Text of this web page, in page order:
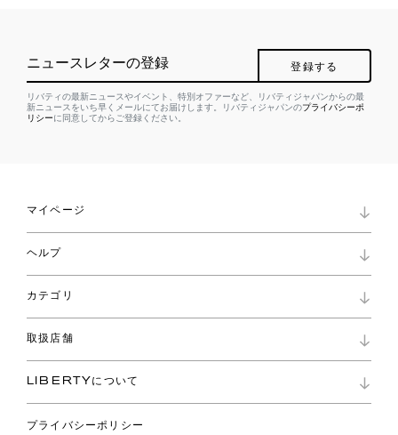
ニュースレターの登録 登録する
リバティの最新ニュースやイベント、特別オファーなど、リバティジャパンからの最
新ニュースをいち早くメールにてお届けします。リバティジャパンのプライバシーポ
リシーに同意してからご登録ください。
マイページ
ロイヤリティプログラム
パスワード再設定
ショッピングバッグ
ヘルプ
お問い合わせ
よくあるご質問
ご利用ガイド
カテゴリ
コレクション
ファブリックス
バッグ
取扱店舗
リバティ・ファブリックス
LIBERTYについて
プライバシーポリシー